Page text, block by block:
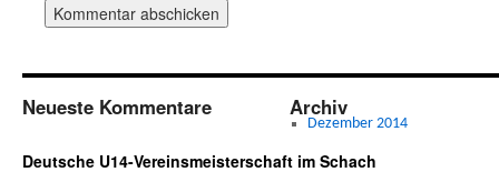
Neueste Kommentare Archiv
Dezember 2014
Deutsche U14-Vereinsmeisterschaft im Schach